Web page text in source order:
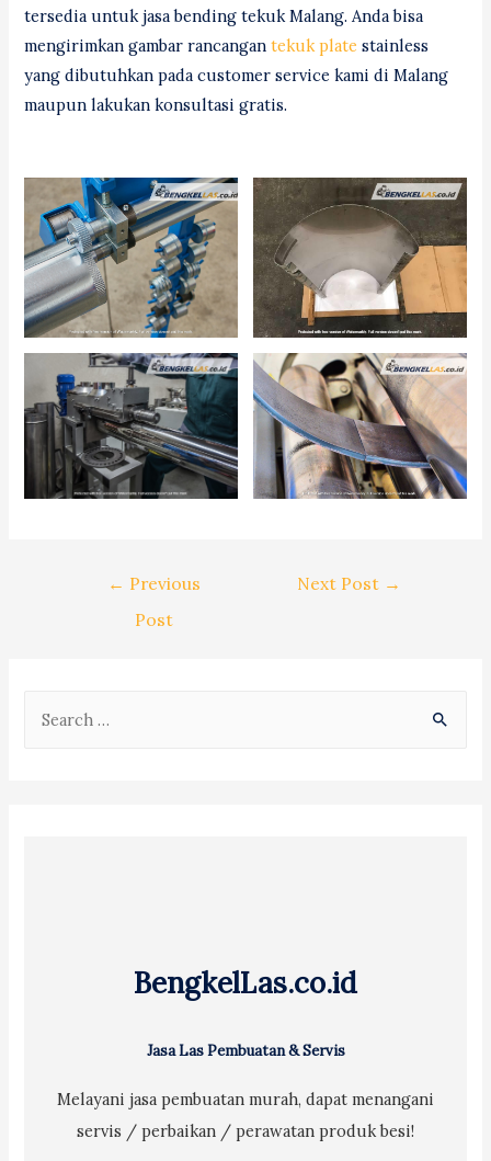
tersedia untuk jasa bending tekuk Malang. Anda bisa
mengirimkan gambar rancangantekuk plate stainless
yang dibutuhkan pada customer service kami di Malang
maupun lakukan konsultasi gratis.
← Previous
Post
Next Post →
BengkelLas.co.id
Jasa Las Pembuatan & Servis
Melayani jasa pembuatan murah, dapat menangani
servis / perbaikan / perawatan produk besi!